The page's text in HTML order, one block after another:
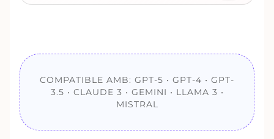
COMPATIBLE AMB: GPT-5 • GPT-4 • GPT-
3.5 • CLAUDE 3 • GEMINI • LLAMA 3 •
MISTRAL